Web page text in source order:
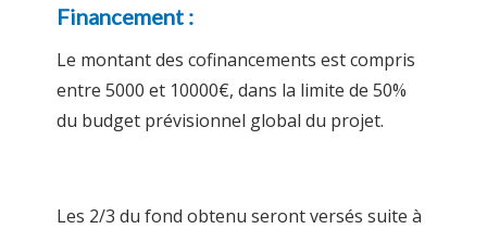
Financement :
Le montant des cofinancements est compris
entre 5000 et 10000€, dans la limite de 50%
du budget prévisionnel global du projet.
Les 2/3 du fond obtenu seront versés suite à